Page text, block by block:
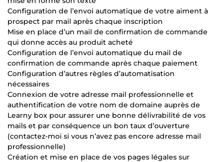
Configuration de l’envoi automatique de votre aiment à
prospect par mail après chaque inscription
Mise en place d’un mail de confirmation de commande
qui donne accès au produit acheté
Configuration de l’envoi automatique du mail de
confirmation de commande après chaque paiement
Configuration d’autres règles d’automatisation
nécessaires
Connexion de votre adresse mail professionnelle et
authentification de votre nom de domaine auprès de
Learny box pour assurer une bonne délivrabilité de vos
mails et par conséquence un bon taux d’ouverture
(contactez-moi si vous n’avez pas encore adresse mail
professionnelle)
Création et mise en place de vos pages légales sur